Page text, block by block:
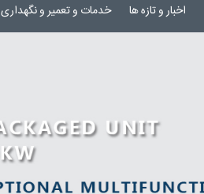
اخبار و تازه ها خدمات و تعمیر و نگهداری